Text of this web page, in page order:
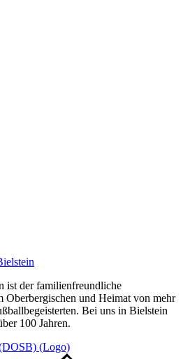
ist der familienfreundliche
Oberbergischen und Heimat von mehr
Bei uns in Bielstein
100 Jahren.